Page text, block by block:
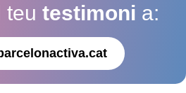
teu testimoni a: